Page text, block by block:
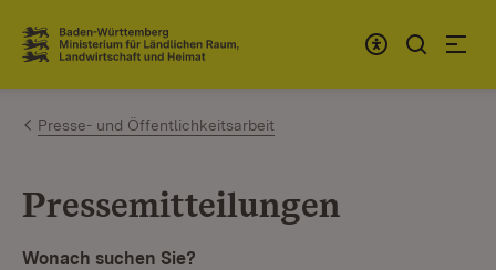
Zum Inhalt springen
Link zur Startseite
Presse- und Öffentlichkeitsarbeit
Pressemitteilungen
Wonach suchen Sie?